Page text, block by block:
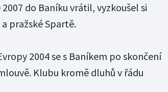
do Baníku vrátil, vyzkoušel si
pražské Spartě.
2004 se s Baníkem po skončení
Klubu kromě dluhů v řádu